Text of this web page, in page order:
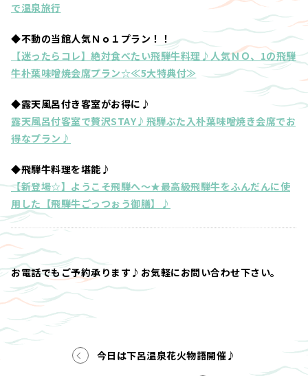
で温泉旅行
◆不動の当館人気Ｎｏ１プラン！！
【迷ったらコレ】絶対食べたい飛騨牛料理♪人気ＮＯ、1の飛騨
牛朴葉味噌焼会席プラン☆≪5大特典付≫
◆露天風呂付き客室がお得に♪
露天風呂付客室で贅沢STAY♪飛騨ぶた入朴葉味噌焼き会席でお
得なプラン♪
◆飛騨牛料理を堪能♪
【新登場☆】ようこそ飛騨へ～★最高級飛騨牛をふんだんに使
用した【飛騨牛ごっつぉう御膳】♪
お電話でもご予約承ります♪お気軽にお問い合わせ下さい。
今日は下呂温泉花火物語開催♪